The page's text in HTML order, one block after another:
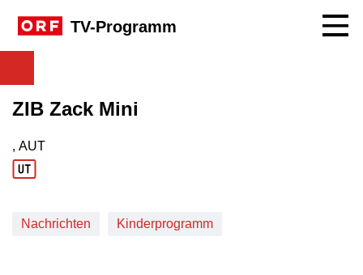
TV-Programm
ZIB Zack Mini
Produktionsland: AUT
, AUT
Nachrichten Kinderprogramm